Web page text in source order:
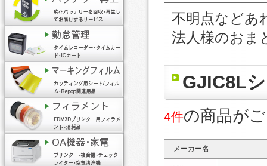
不明点などあ
法人様のおま
GJIC8L
4件の商品が
メーカー名